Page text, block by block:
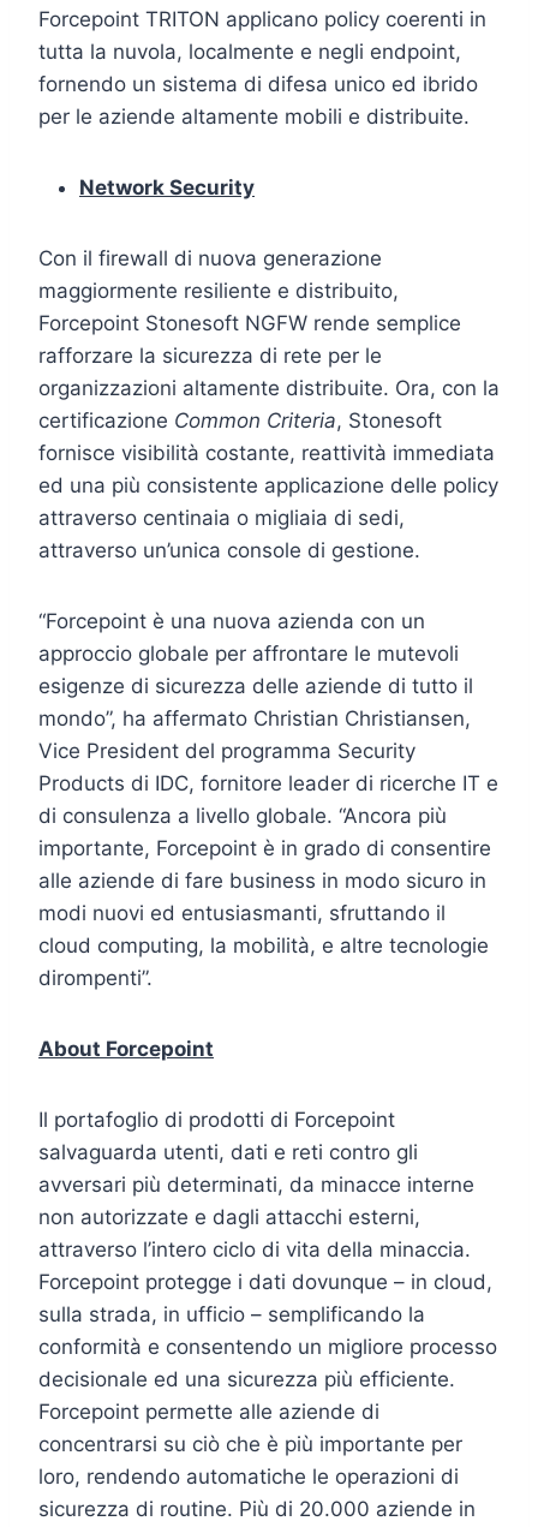
Forcepoint TRITON applicano policy coerenti in
tutta la nuvola, localmente e negli endpoint,
fornendo un sistema di difesa unico ed ibrido
per le aziende altamente mobili e distribuite.
Network Security
Con il firewall di nuova generazione
maggiormente resiliente e distribuito,
Forcepoint Stonesoft NGFW rende semplice
rafforzare la sicurezza di rete per le
organizzazioni altamente distribuite. Ora, con la
certificazione Common Criteria, Stonesoft
fornisce visibilità costante, reattività immediata
ed una più consistente applicazione delle policy
attraverso centinaia o migliaia di sedi,
attraverso un’unica console di gestione.
“Forcepoint è una nuova azienda con un
approccio globale per affrontare le mutevoli
esigenze di sicurezza delle aziende di tutto il
mondo”, ha affermato Christian Christiansen,
Vice President del programma Security
Products di IDC, fornitore leader di ricerche IT e
di consulenza a livello globale. “Ancora più
importante, Forcepoint è in grado di consentire
alle aziende di fare business in modo sicuro in
modi nuovi ed entusiasmanti, sfruttando il
cloud computing, la mobilità, e altre tecnologie
dirompenti”.
About Forcepoint
Il portafoglio di prodotti di Forcepoint
salvaguarda utenti, dati e reti contro gli
avversari più determinati, da minacce interne
non autorizzate e dagli attacchi esterni,
attraverso l’intero ciclo di vita della minaccia.
Forcepoint protegge i dati dovunque – in cloud,
sulla strada, in ufficio – semplificando la
conformità e consentendo un migliore processo
decisionale ed una sicurezza più efficiente.
Forcepoint permette alle aziende di
concentrarsi su ciò che è più importante per
loro, rendendo automatiche le operazioni di
sicurezza di routine. Più di 20.000 aziende in